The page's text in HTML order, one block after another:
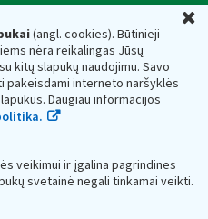
(angl. cookies). Būtinieji
nėra reikalingas Jūsų
kitų slapukų naudojimu. Savo
pakeisdami interneto naršyklės
Daugiau informacijos
veikimui ir įgalina pagrindines
svetainė negali tinkamai veikti.
prie Lietuvos
kodas — 188659752,
Vilnius, Lietuva, el.paštas:
188659752
inspekciją prie Lietuvos
ir saugomi Juridinių